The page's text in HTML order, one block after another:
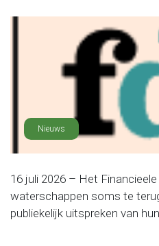
Nieuws
16 juli 2026 – Het
waterschappen soms te
publiekelijk uitspreken van